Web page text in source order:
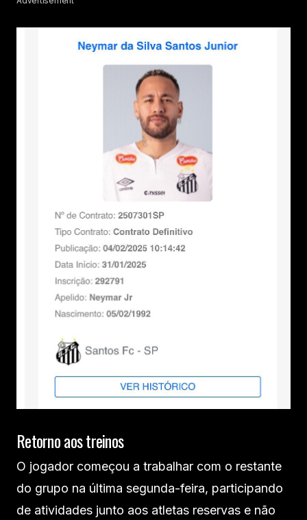
Retorno aos treinos
O jogador começou a trabalhar com o restante
do grupo na última segunda-feira, participando
de atividades junto aos atletas reservas e não